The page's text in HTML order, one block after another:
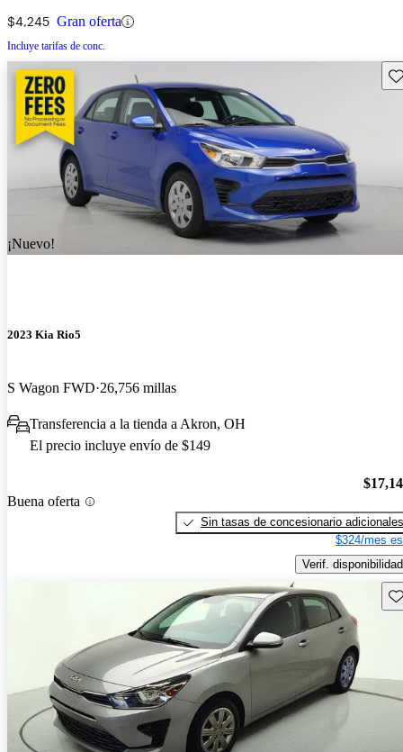
$4,245 Gran oferta
Incluye tarifas de conc.
¡Nuevo!
2023 Kia Rio5
S Wagon FWD 26,756 millas
Transferencia a la tienda a Akron, OH
El precio incluye envío de $149
Buena oferta
Sin tasas de concesionario adicionales
$324/mes
Verif. disponibilidad